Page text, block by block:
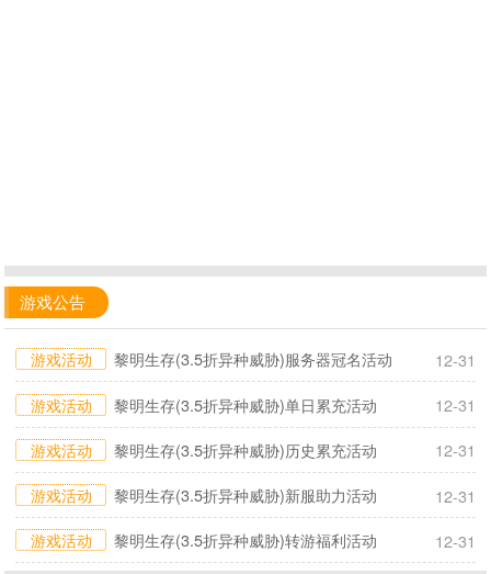
游戏公告
游戏活动 黎明生存(3.5折异种威胁)服务器冠名活动
12-31
游戏活动
黎明生存(3.5折异种威胁)单日累充活动
12-31
游戏活动
黎明生存(3.5折异种威胁)历史累充活动
12-31
游戏活动
黎明生存(3.5折异种威胁)新服助力活动
12-31
游戏活动
黎明生存(3.5折异种威胁)转游福利活动 12-31